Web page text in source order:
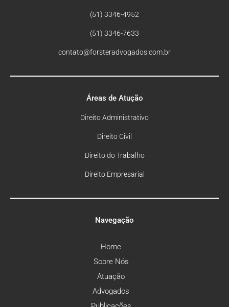
Navegação
Home
Sobre Nós
Atuação
Advogados
Áreas de Atução
Direito Administrativo
Direito Civil
Direito do Trabalho
Direito Empresarial
(51) 3346-4952
(51) 3346-7633
contato@forsteradvogados.com.br